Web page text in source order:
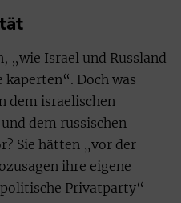
„wie Israel und Russland
Doch was
dem israelischen
dem russischen
Sie hätten „vor der
ihre eigene
Privatparty“